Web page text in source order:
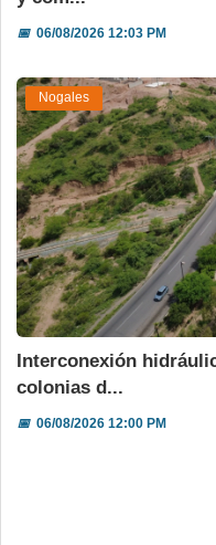
📅06/08/2026 12:03 PM
Nogales
Interconexión
colonias d...
📅06/08/2026 12:00 PM